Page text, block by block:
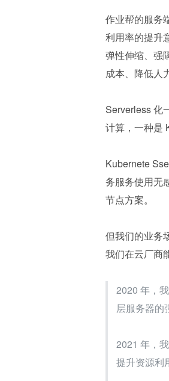
作业帮的服务
利用率的提升
弹性伸缩、强
成本、降低人
Serverless 化
计算，一种是
Kubernete
务服务使用无
节点方案。
但我们的业务
我们在云厂商
2020 年，
层服务器的
2021 年，
提升资源利